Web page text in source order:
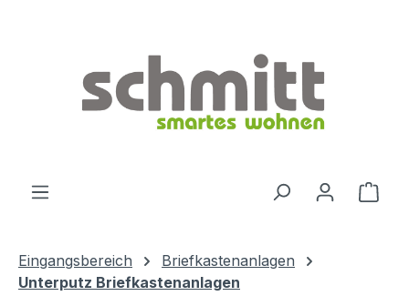
Eingangsbereich
Briefkastenanlagen
Unterputz Briefkastenanlagen